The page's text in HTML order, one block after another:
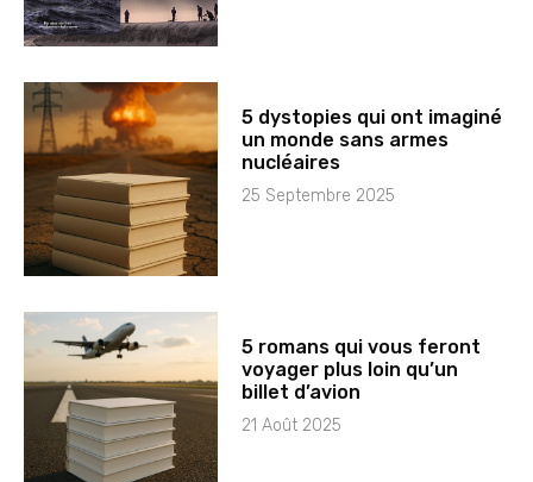
5 dystopies qui ont imaginé
un monde sans armes
nucléaires
25 Septembre 2025
5 romans qui vous feront
voyager plus loin qu’un
billet d’avion
21 Août 2025